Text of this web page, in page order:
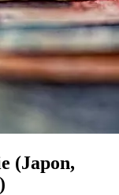
(Japon,